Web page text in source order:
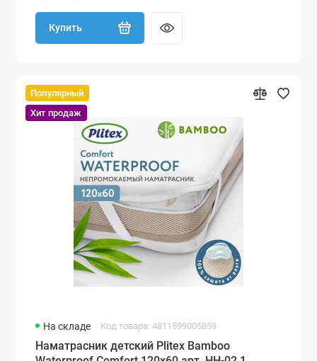
Купить
Популярный
Хит продаж
На складе Код товара: 4811599005859
Наматрасник детский Plitex Bamboo